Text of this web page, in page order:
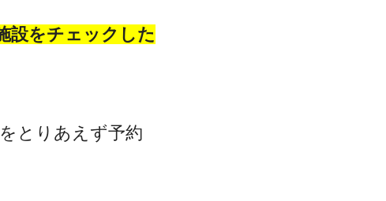
設をチェックした
とりあえず予約